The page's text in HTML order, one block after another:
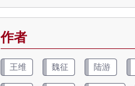
作者
王维 魏征 陆游